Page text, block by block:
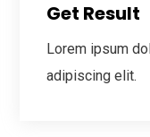
Get Result
Lorem ipsum
adipiscing elit.